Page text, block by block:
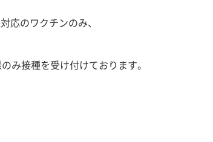
応のワクチンのみ、
ります。
み接種を受け付けております。